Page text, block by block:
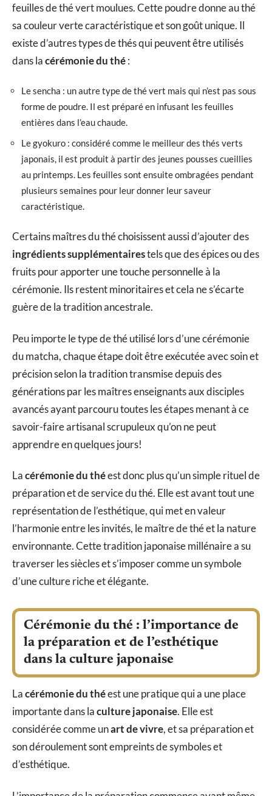
feuilles de thé vert moulues. Cette poudre donne au thé
sa couleur verte caractéristique et son goût unique. Il
existe d’autres types de thés qui peuvent être utilisés
dans lacérémonie du thé:
Le sencha : un autre type de thé vert mais qui n’est pas sous
forme de poudre. Il est préparé en infusant les feuilles
entières dans l’eau chaude.
Le gyokuro : considéré comme le meilleur des thés verts
japonais, il est produit à partir des jeunes pousses cueillies
au printemps. Les feuilles sont ensuite ombragées pendant
plusieurs semaines pour leur donner leur saveur
caractéristique.
Certains maîtres du thé choisissent aussi d’ajouter des
ingrédients supplémentairestels que des épices ou des
fruits pour apporter une touche personnelle à la
cérémonie. Ils restent minoritaires et cela ne s’écarte
guère de la tradition ancestrale.
Peu importe le type de thé utilisé lors d’une cérémonie
du matcha, chaque étape doit être exécutée avec soin et
précision selon la tradition transmise depuis des
générations par les maîtres enseignants aux disciples
avancés ayant parcouru toutes les étapes menant à ce
savoir-faire artisanal scrupuleux qu’on ne peut
apprendre en quelques jours!
Lacérémonie du théest donc plus qu’un simple rituel de
préparation et de service du thé. Elle est avant tout une
représentation de l’esthétique, qui met en valeur
l’harmonie entre les invités, le maître de thé et la nature
environnante. Cette tradition japonaise millénaire a su
traverser les siècles et s’imposer comme un symbole
d’une culture riche et élégante.
Cérémonie du thé : l’importance de
la préparation et de l’esthétique
dans la culture japonaise
Lacérémonie du théest une pratique qui a une place
importante dans laculture japonaise. Elle est
considérée comme unart de vivre, et sa préparation et
son déroulement sont empreints de symboles et
d’esthétique.